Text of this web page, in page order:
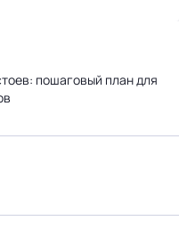
пошаговый план для